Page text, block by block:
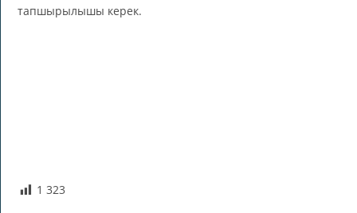
тапшырылышы керек.
1 323